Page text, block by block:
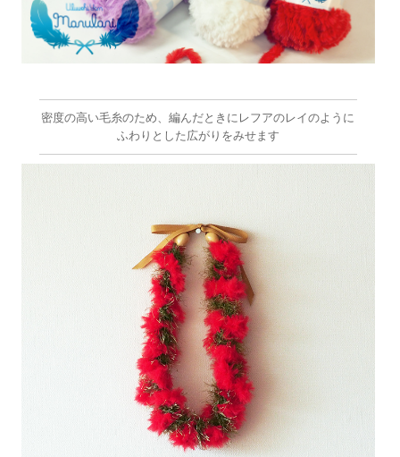
密度の高い毛糸のため、編んだときにレフアのレイのように
ふわりとした広がりをみせます